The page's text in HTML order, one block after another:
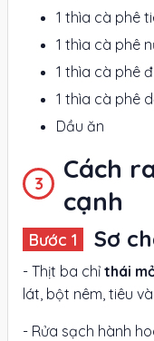
1 thìa cà phê
1 thìa cà phê
1 thìa cà phê
1 thìa cà phê
Dầu ăn
Cách
cạnh
Sơ
- Thịt ba chỉ thái
lát, bột nêm, tiêu
- Rửa sạch hành